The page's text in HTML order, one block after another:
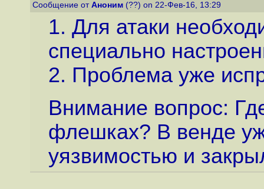
Сообщение от Аноним (??) on 22-Фев-16, 13:29
1. Для атаки
специально
2. Проблема уже
Внимание вопрос:
флешках? В венде
уязвимостью и